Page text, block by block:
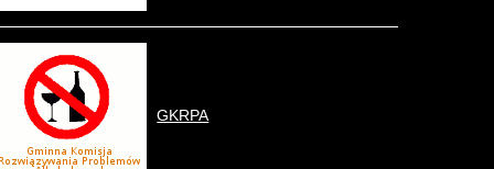
GKRPA